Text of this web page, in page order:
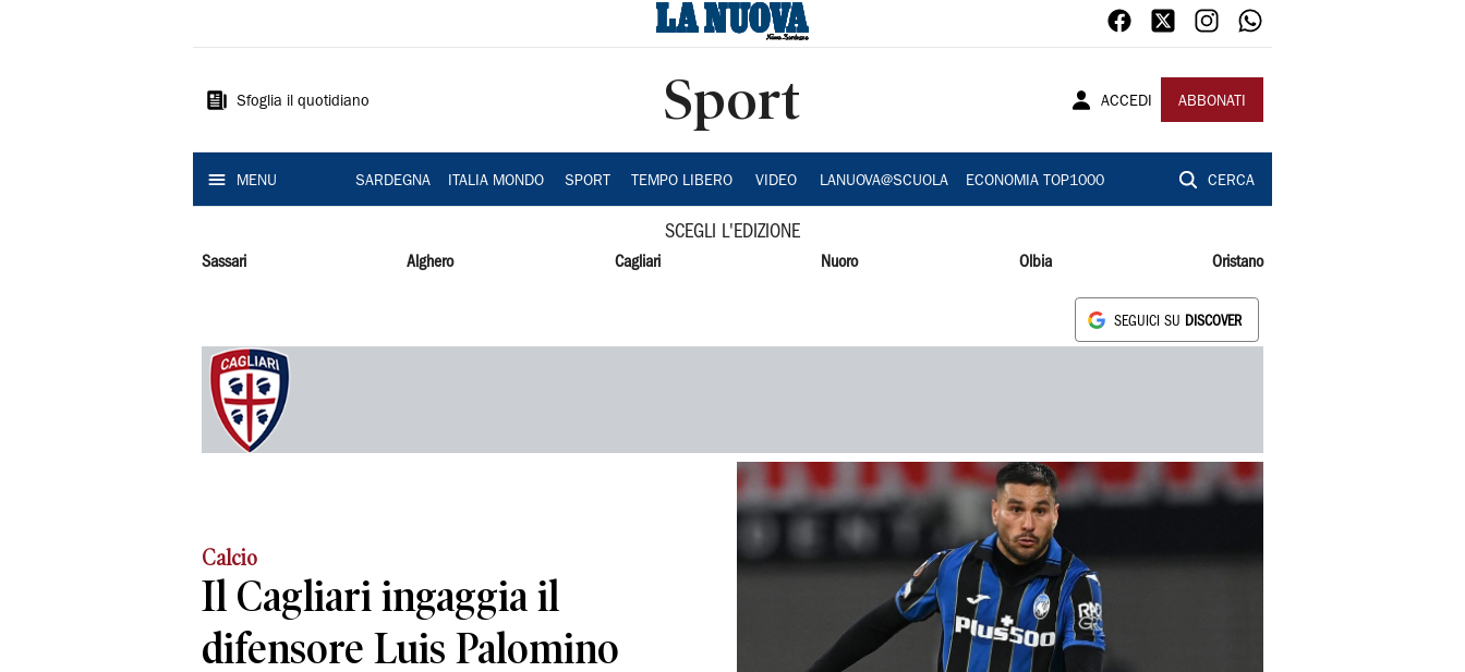
Sardegna
Sfoglia il quotidiano Sport ACCEDI ABBONATI
MENU SARDEGNA ITALIA MONDO SPORT TEMPO LIBERO VIDEO LANUOVA@SCUOLA ECONOMIA TOP1000 CERCA
SCEGLI L'EDIZIONE
Sassari Alghero Cagliari Nuoro Olbia Oristano
SEGUICI SU DISCOVER
Calcio
Il Cagliari ingaggia il
difensore Luis Palomino